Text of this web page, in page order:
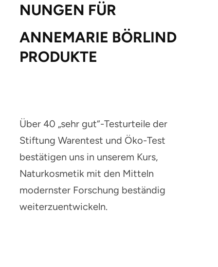
NUNGEN FÜR
ANNEMARIE BÖRLIND
PRODUKTE
Über 40 „sehr gut“-Testurteile der
Stiftung Warentest und Öko-Test
bestätigen uns in unserem Kurs,
Naturkosmetik mit den Mitteln
modernster Forschung beständig
weiterzuentwickeln.